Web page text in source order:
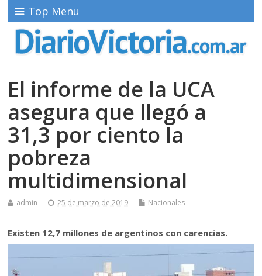
Top Menu
El informe de la UCA
asegura que llegó a
31,3 por ciento la
pobreza
multidimensional
admin 25 de marzo de 2019 Nacionales
Existen 12,7 millones de argentinos con carencias.